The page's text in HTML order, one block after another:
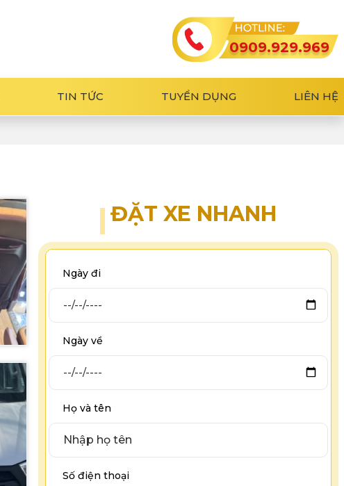
0909.929.969
TIN TỨC TUYỂN DỤNG LIÊN HỆ
ĐẶT XE NHANH
Ngày đi
Ngày về
Họ và tên
Số điện thoại